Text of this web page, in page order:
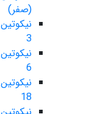
(صفر)
نیکوتین
3
نیکوتین
6
نیکوتین
18